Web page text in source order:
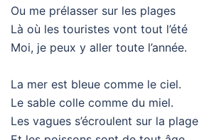
Ou me prélasser sur les plages
Là où les touristes vont tout l’été
Moi, je peux y aller toute l’année.
La mer est bleue comme le ciel.
Le sable colle comme du miel.
Les vagues s’écroulent sur la plage